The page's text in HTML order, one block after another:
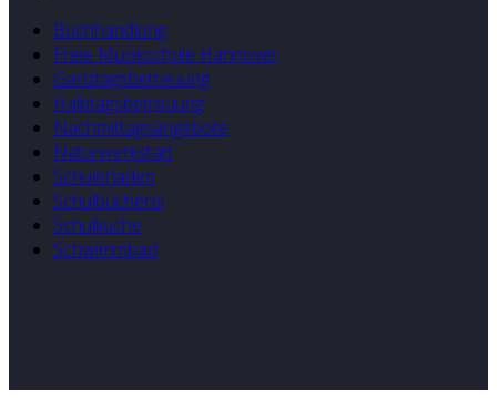
Buchhandlung
Freie Musikschule Hannover
Ganztagsbetreuung
Halbtagsbetreuung
Nachmittagsangebote
Naturwerkstatt
Schülerladen
Schulbücherei
Schulküche
Schwimmbad